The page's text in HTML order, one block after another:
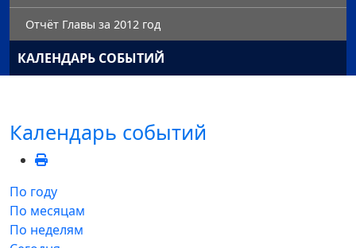
Отчёт Главы за 2012 год
КАЛЕНДАРЬ СОБЫТИЙ
Календарь событий
По году
По месяцам
По неделям